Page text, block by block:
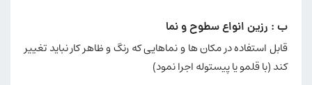
ب : رزین انواع سطوح و نما
قابل استفاده در مکان ها و نماهایی که رنگ و ظاهر کار نباید تغییر
کند (با قلمو یا پیستوله اجرا نمود)